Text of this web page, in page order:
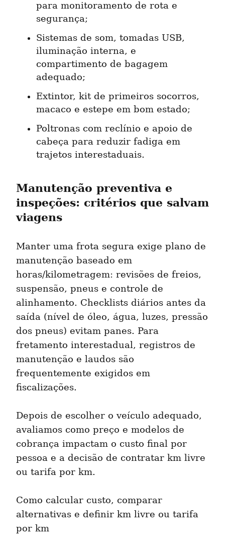
para monitoramento de rota e
segurança;
Sistemas de som, tomadas USB,
iluminação interna, e
compartimento de bagagem
adequado;
Extintor, kit de primeiros socorros,
macaco e estepe em bom estado;
Poltronas com reclínio e apoio de
cabeça para reduzir fadiga em
trajetos interestaduais.
Manutenção preventiva e
inspeções: critérios que salvam
viagens
Manter uma frota segura exige plano de
manutenção baseado em
horas/kilometragem: revisões de freios,
suspensão, pneus e controle de
alinhamento. Checklists diários antes da
saída (nível de óleo, água, luzes, pressão
dos pneus) evitam panes. Para
fretamento interestadual, registros de
manutenção e laudos são
frequentemente exigidos em
fiscalizações.
Depois de escolher o veículo adequado,
avaliamos como preço e modelos de
cobrança impactam o custo final por
pessoa e a decisão de contratar km livre
ou tarifa por km.
Como calcular custo, comparar
alternativas e definir km livre ou tarifa
por km